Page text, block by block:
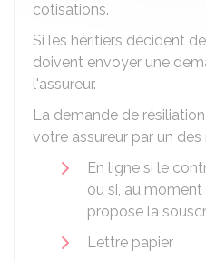
cotisations.
Si les héritiers décident
doivent envoyer une
l'assureur.
La demande de
votre assureur par un
En ligne si le
ou si, au moment
propose la
Lettre papier